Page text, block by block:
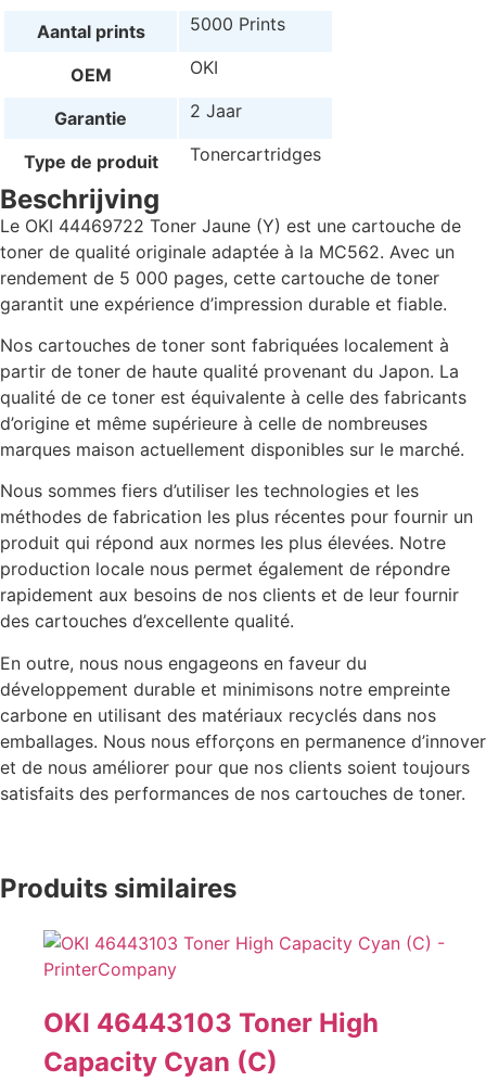
Aantal prints 5000 Prints
OEM OKI
Garantie 2 Jaar
Type de produit Tonercartridges
Beschrijving
Le OKI 44469722 Toner Jaune (Y) est une cartouche de
toner de qualité originale adaptée à la MC562. Avec un
rendement de 5 000 pages, cette cartouche de toner
garantit une expérience d’impression durable et fiable.
Nos cartouches de toner sont fabriquées localement à
partir de toner de haute qualité provenant du Japon. La
qualité de ce toner est équivalente à celle des fabricants
d’origine et même supérieure à celle de nombreuses
marques maison actuellement disponibles sur le marché.
Nous sommes fiers d’utiliser les technologies et les
méthodes de fabrication les plus récentes pour fournir un
produit qui répond aux normes les plus élevées. Notre
production locale nous permet également de répondre
rapidement aux besoins de nos clients et de leur fournir
des cartouches d’excellente qualité.
En outre, nous nous engageons en faveur du
développement durable et minimisons notre empreinte
carbone en utilisant des matériaux recyclés dans nos
emballages. Nous nous efforçons en permanence d’innover
et de nous améliorer pour que nos clients soient toujours
satisfaits des performances de nos cartouches de toner.
Produits similaires
OKI 46443103 Toner High
Capacity Cyan (C)